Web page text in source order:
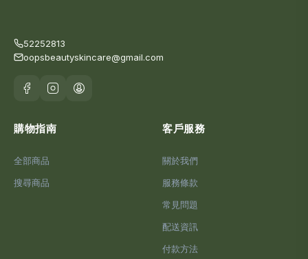
52252813
oopsbeautyskincare@gmail.com
購物指南
全部商品
搜尋商品
客戶服務
關於我們
服務條款
常見問題
配送資訊
付款方法